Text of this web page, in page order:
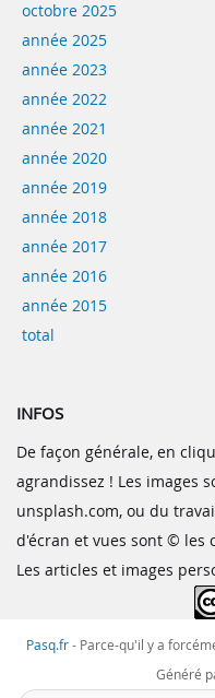
octobre 2025
année 2025
année 2023
année 2022
année 2021
année 2020
année 2019
année 2018
année 2017
année 2016
année 2015
total
INFOS
De façon générale, en
agrandissez ! Les images
unsplash.com, ou du
d'écran et vues sont © les
Les articles et images
Pasq.fr- Parce-qu'il y a
Généré